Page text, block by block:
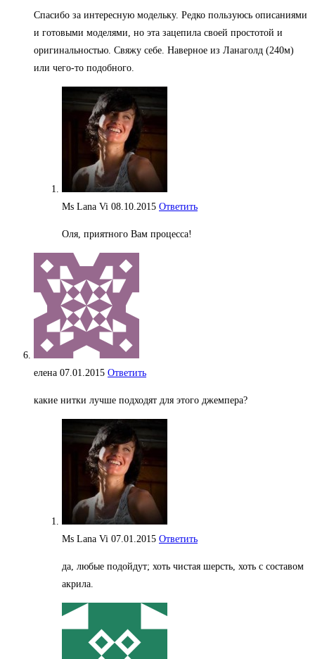
Спасибо за интересную модельку. Редко пользуюсь описаниями
и готовыми моделями, но эта зацепила своей простотой и
оригинальностью. Свяжу себе. Наверное из Ланаголд (240м)
или чего-то подобного.
Ms Lana Vi 08.10.2015 Ответить
Оля, приятного Вам процесса!
елена 07.01.2015 Ответить
какие нитки лучше подходят для этого джемпера?
Ms Lana Vi 07.01.2015 Ответить
да, любые подойдут; хоть чистая шерсть, хоть с составом
акрила.